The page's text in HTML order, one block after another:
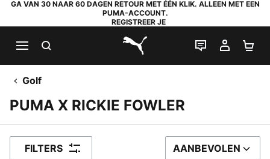
GA VAN 30 NAAR 60 DAGEN RETOUR MET ÉÉN KLIK. ALLEEN MET EEN
PUMA-ACCOUNT.
REGISTREER JE
PUMA.com
LIVE CHAT
MIJN
Golf
PUMA X RICKIE FOWLER
FILTERS SORTEER OP
AANBEVOLEN